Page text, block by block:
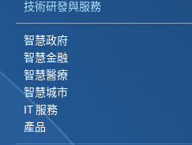
技術研發與服務
智慧政府
智慧金融
智慧醫療
智慧城市
IT 服務
產品